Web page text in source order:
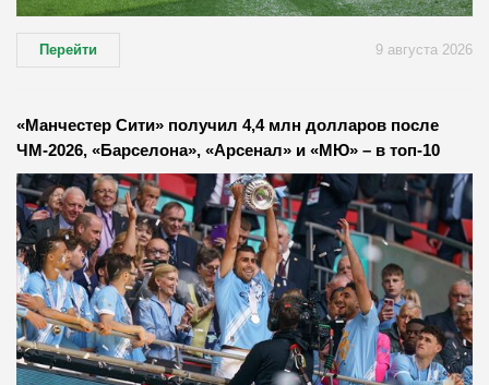
Перейти 9 августа 2026
«Манчестер Сити» получил 4,4 млн долларов после
ЧМ-2026, «Барселона», «Арсенал» и «МЮ» – в топ-10